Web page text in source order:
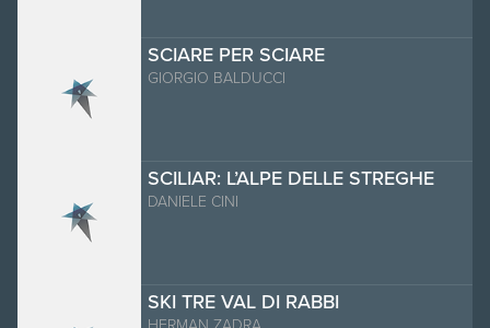
SCIARE PER SCIARE
GIORGIO BALDUCCI
SCILIAR: L’ALPE DELLE STREGHE
DANIELE CINI
SKI TRE VAL DI RABBI